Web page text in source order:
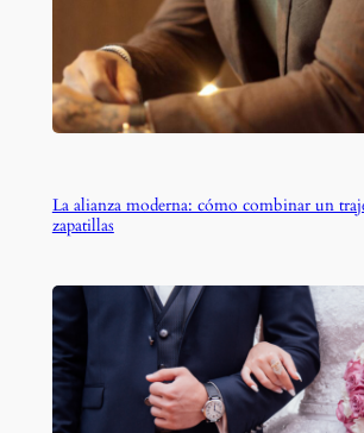
La alianza moderna: cómo combinar un
zapatillas